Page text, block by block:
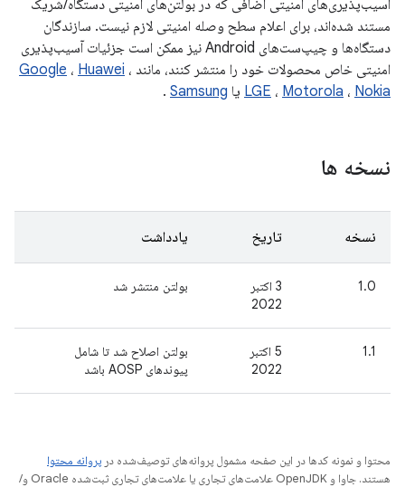
آسیب‌پذیری‌های امنیتی اضافی که در بولتن‌های امنیتی دستگاه/شریک
مستند شده‌اند، برای اعلام سطح وصله امنیتی لازم نیست. سازندگان
دستگاه‌ها و چیپ‌ست‌های Android نیز ممکن است جزئیات آسیب‌پذیری
امنیتی خاص محصولات خود را منتشر کنند، مانند
Google ، Huawei ،
LGE ، Motorola ، Nokia یا Samsung
.
نسخه ها
نسخه تاریخ یادداشت
1.0
3 اکتبر
2022
بولتن منتشر شد
1.1
5 اکتبر
2022
بولتن اصلاح شد تا شامل
پیوندهای AOSP باشد
محتوا و نمونه کدها در این صفحه مشمول پروانه‌های توصیف‌شده در پروانه محتوا
هستند. جاوا و OpenJDK علامت‌های تجاری یا علامت‌های تجاری ثبت‌شده Oracle و/